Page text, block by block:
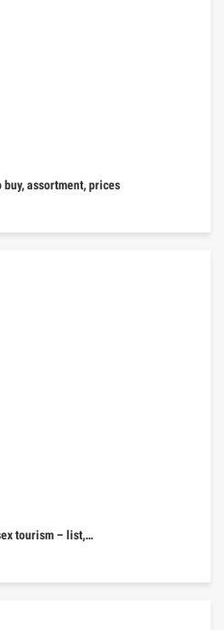
assortment, prices
tourism – list,…